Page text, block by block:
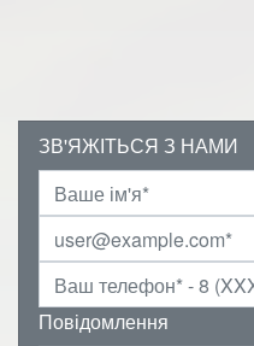
ЗВ'ЯЖІТЬСЯ З НАМИ
Повідомлення